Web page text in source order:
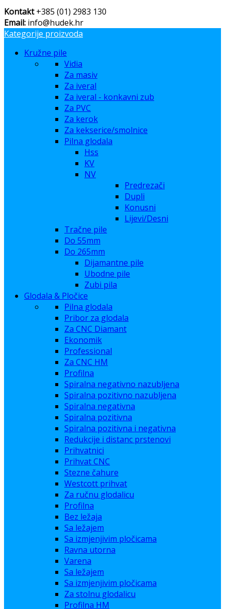
Kontakt+385 (01) 2983 130
Email: info@hudek.hr
Kategorije proizvoda
Kružne pile
Vidia
Za masiv
Za iveral
Za iveral - konkavni zub
Za PVC
Za kerok
Za kekserice/smolnice
Pilna glodala
Hss
KV
NV
Predrezači
Dupli
Konusni
Lijevi/Desni
Tračne pile
Do 55mm
Do 265mm
Dijamantne pile
Ubodne pile
Zubi pila
Glodala & Pločice
Pilna glodala
Pribor za glodala
Za CNC Diamant
Ekonomik
Professional
Za CNC HM
Profilna
Spiralna negativno nazubljena
Spiralna pozitivno nazubljena
Spiralna negativna
Spiralna pozitivna
Spiralna pozitivna i negativna
Redukcije i distanc prstenovi
Prihvatnici
Prihvat CNC
Stezne čahure
Westcott prihvat
Za ručnu glodalicu
Profilna
Bez ležaja
Sa ležajem
Sa izmjenjivim pločicama
Ravna utorna
Varena
Sa ležajem
Sa izmjenjivim pločicama
Za stolnu glodalicu
Profilna HM